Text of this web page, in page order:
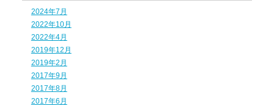
2024年7月
2022年10月
2022年4月
2019年12月
2019年2月
2017年9月
2017年8月
2017年6月